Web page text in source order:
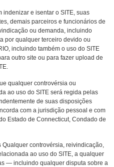
indenizar e isentar o SITE, suas
demais parceiros e funcionários de
ou demanda, incluindo
por qualquer terceiro devido ou
incluindo também o uso do SITE
outro site ou para fazer upload de
qualquer controvérsia ou
ao uso do SITE será regida pelas
de suas disposições
com a jurisdição pessoal e com
Estado de Connecticut, Condado de
Qualquer controvérsia, reivindicação,
ao uso do SITE, a qualquer
— incluindo qualquer disputa sobre a